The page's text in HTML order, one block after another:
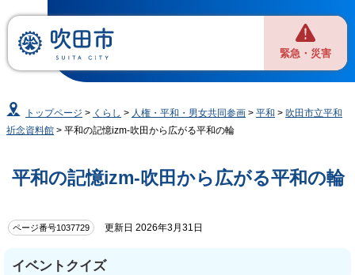
緊急・災害
トップページ > くらし > 人権・平和・男女共同参画 >平和 > 吹田市立平和
祈念資料館 > 平和の記憶izm-吹田から広がる平和の輪
平和の記憶izm-吹田から広がる平和の輪
ページ番号1037729 更新日 2026年3月31日
イベントクイズ